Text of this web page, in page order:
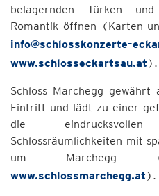
belagernden Türken
Romantik öffnen (Karten
info@schlosskonzerte-
www.schlosseckartsau.at).
Schloss Marchegg
Eintritt und lädt zu einer
die
Schlossräumlichkeiten mit
um Marchegg
www.schlossmarchegg.at).